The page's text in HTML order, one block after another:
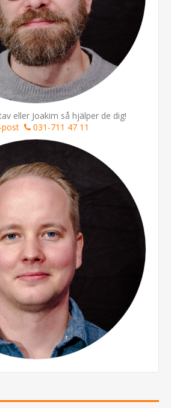
eller Joakim så hjälper de dig!
post
031-711 47 11